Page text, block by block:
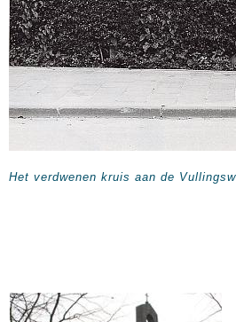
Het verdwenen kruis aan de